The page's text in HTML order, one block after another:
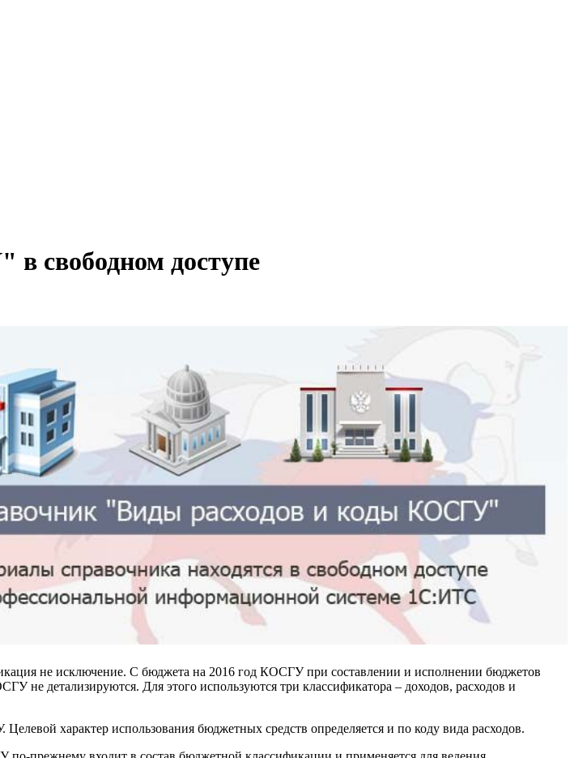
свободном доступе
не исключение. С бюджета на 2016 год КОСГУ при составлении и исполнении бюджетов
детализируются. Для этого используются три классификатора – доходов, расходов и
характер использования бюджетных средств определяется и по коду вида расходов.